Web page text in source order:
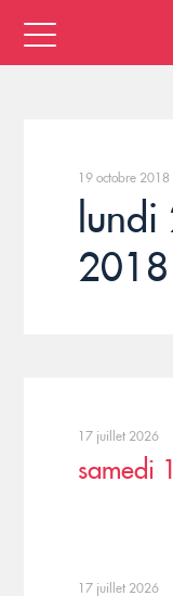
19 octobre 2018
2018
17 juillet 2026
samedi
17 juillet 2026